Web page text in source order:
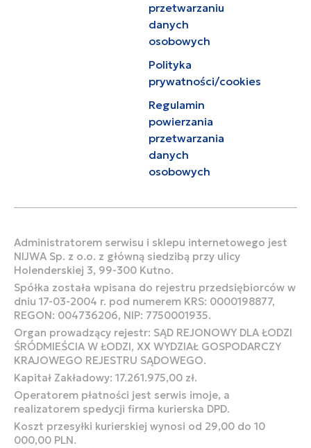
przetwarzaniu
danych
osobowych
Polityka
prywatności/cookies
Regulamin
powierzania
przetwarzania
danych
osobowych
Administratorem serwisu i sklepu internetowego jest
NIJWA Sp. z o.o. z główną siedzibą przy ulicy
Holenderskiej 3, 99-300 Kutno.
Spółka została wpisana do rejestru przedsiębiorców w
dniu 17-03-2004 r. pod numerem KRS: 0000198877,
REGON: 004736206, NIP: 7750001935.
Organ prowadzący rejestr: SĄD REJONOWY DLA ŁODZI
ŚRÓDMIEŚCIA W ŁODZI, XX WYDZIAŁ GOSPODARCZY
KRAJOWEGO REJESTRU SĄDOWEGO.
Kapitał Zakładowy: 17.261.975,00 zł.
Operatorem płatności jest serwis imoje, a
realizatorem spedycji firma kurierska DPD.
Koszt przesyłki kurierskiej wynosi od 29,00 do 10
000,00 PLN.